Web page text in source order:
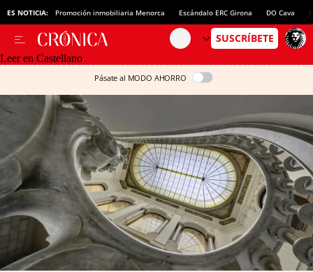
ES NOTICIA: Promoción inmobiliaria Menorca Escándalo ERC Girona DO Cava
Leer en Castellano
Pásate al MODO AHORRO